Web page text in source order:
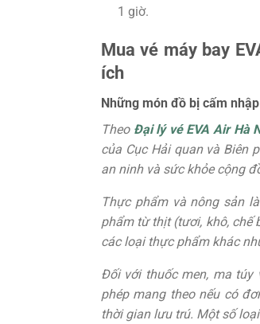
1 giờ.
Mua vé máy bay
ích
Những món đồ bị cấm
Theo Đại lý vé EVA Air Hà
của Cục Hải quan và Biên
an ninh và sức khỏe cộng
Thực phẩm và nông sản
phẩm từ thịt (tươi, khô, chế
các loại thực phẩm khác
Đối với thuốc men, ma túy
phép mang theo nếu có
thời gian lưu trú. Một số